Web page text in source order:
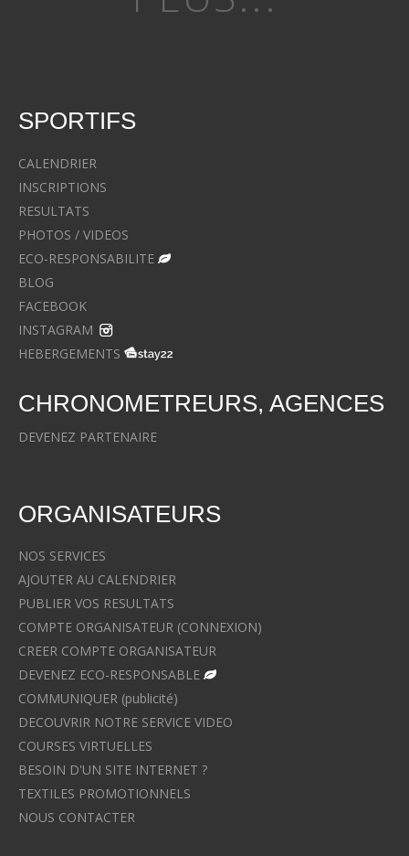
SPORTIFS
CALENDRIER
INSCRIPTIONS
RESULTATS
PHOTOS / VIDEOS
ECO-RESPONSABILITE
BLOG
FACEBOOK
INSTAGRAM
HEBERGEMENTS
CHRONOMETREURS, AGENCES
DEVENEZ PARTENAIRE
ORGANISATEURS
NOS SERVICES
AJOUTER AU CALENDRIER
PUBLIER VOS RESULTATS
COMPTE ORGANISATEUR (CONNEXION)
CREER COMPTE ORGANISATEUR
DEVENEZ ECO-RESPONSABLE
COMMUNIQUER (publicité)
DECOUVRIR NOTRE SERVICE VIDEO
COURSES VIRTUELLES
BESOIN D'UN SITE INTERNET ?
TEXTILES PROMOTIONNELS
NOUS CONTACTER